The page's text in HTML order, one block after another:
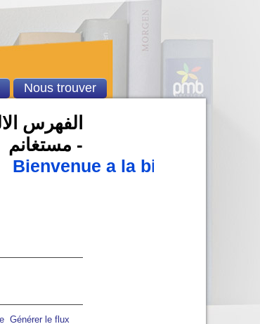
الفهرس
- مستغانم
Bienvenue a la bibliothèque
Générer le flux
Nous trouver